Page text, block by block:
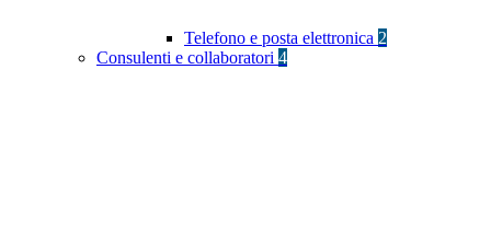
Telefono e posta elettronica 2
Consulenti e collaboratori 4